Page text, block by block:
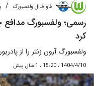
فاواف‌ال ولفسبورگ /
رسمی؛ ولفسبورگ
کرد
ولفسبورگ آرون زنتر را از
1404/4/10 ، 15:20 ، 1 سال پیش